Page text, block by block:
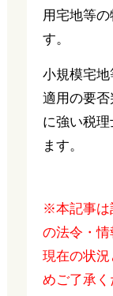
用宅地等
す。
小規模宅地
適用の要
に強い税
ます。
※本記事は
の法令・情
現在の状
めご了承く